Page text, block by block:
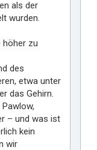
als der
wurden.
höher zu
des
etwa unter
das Gehirn.
– und was ist
kein
wir